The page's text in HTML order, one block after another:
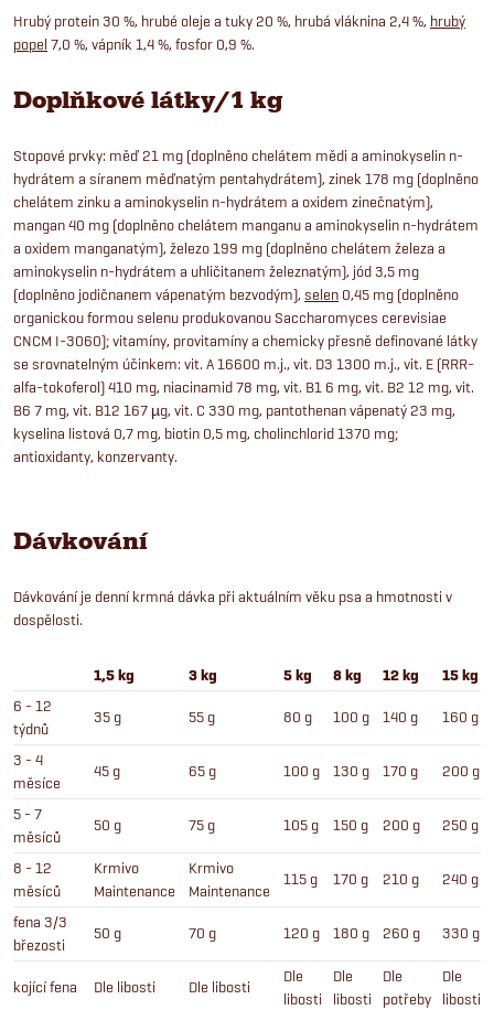
Hrubý protein 30 %, hrubé oleje a tuky 20 %, hrubá vláknina 2,4 %, hrubý
popel 7,0 %, vápník 1,4 %, fosfor 0,9 %.
Doplňkové látky/1 kg
Stopové prvky: měď 21 mg (doplněno chelátem mědi a aminokyselin n-
hydrátem a síranem měďnatým pentahydrátem), zinek 178 mg (doplněno
chelátem zinku a aminokyselin n-hydrátem a oxidem zinečnatým),
mangan 40 mg (doplněno chelátem manganu a aminokyselin n-hydrátem
a oxidem manganatým), železo 199 mg (doplněno chelátem železa a
aminokyselin n-hydrátem a uhličitanem železnatým), jód 3,5 mg
(doplněno jodičnanem vápenatým bezvodým), selen 0,45 mg (doplněno
organickou formou selenu produkovanou Saccharomyces cerevisiae
CNCM I-3060); vitamíny, provitamíny a chemicky přesně definované látky
se srovnatelným účinkem: vit. A 16600 m.j., vit. D3 1300 m.j., vit. E (RRR-
alfa-tokoferol) 410 mg, niacinamid 78 mg, vit. B1 6 mg, vit. B2 12 mg, vit.
B6 7 mg, vit. B12 167 µg, vit. C 330 mg, pantothenan vápenatý 23 mg,
kyselina listová 0,7 mg, biotin 0,5 mg, cholinchlorid 1370 mg;
antioxidanty, konzervanty.
Dávkování
Dávkování je denní krmná dávka při aktuálním věku psa a hmotnosti v
dospělosti.
1,5 kg 3 kg 5 kg 8 kg 12 kg 15 kg
6 - 12
týdnů
35 g 55 g 80 g 100 g 140 g 160 g
3 - 4
měsíce
45 g 65 g 100 g 130 g 170 g 200 g
5 - 7
měsíců
50 g 75 g 105 g 150 g 200 g 250 g
8 - 12
měsíců
Krmivo
Maintenance
Krmivo
Maintenance
115 g 170 g 210 g 240 g
fena 3/3
březosti
50 g 70 g 120 g 180 g 260 g 330 g
kojící fena Dle libosti Dle libosti
Dle
libosti
Dle
libosti
Dle
potřeby
Dle
libosti